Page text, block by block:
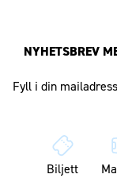
NYHETSBREV
Biljett